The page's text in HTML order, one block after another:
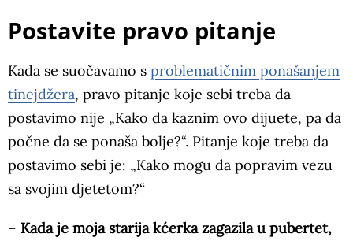
Postavite pravo pitanje
Kada se suočavamo s problematičnim ponašanjem
tinejdžera, pravo pitanje koje sebi treba da
postavimo nije „Kako da kaznim ovo dijuete, pa da
počne da se ponaša bolje?“. Pitanje koje treba da
postavimo sebi je: „Kako mogu da popravim vezu
sa svojim djetetom?“
– Kada je moja starija kćerka zagazila u pubertet,